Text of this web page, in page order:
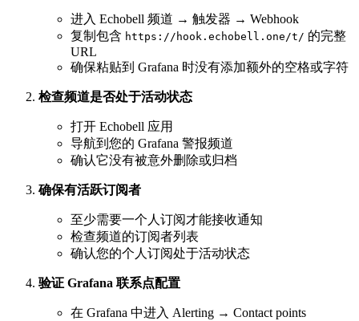
进入 Echobell 频道 → 触发器 → Webhook
复制包含 https://hook.echobell.one/t/ 的完整
URL
确保粘贴到 Grafana 时没有添加额外的空格或字符
检查频道是否处于活动状态
打开 Echobell 应用
导航到您的 Grafana 警报频道
确认它没有被意外删除或归档
确保有活跃订阅者
至少需要一个人订阅才能接收通知
检查频道的订阅者列表
确认您的个人订阅处于活动状态
验证 Grafana 联系点配置
在 Grafana 中进入 Alerting → Contact points